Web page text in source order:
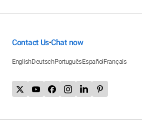
Contact Us•Chat now
EnglishDeutschPortuguêsEspañolFrançais